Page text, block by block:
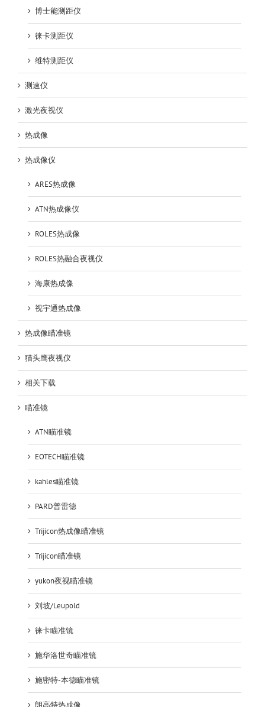
博士能测距仪
徕卡测距仪
维特测距仪
测速仪
激光夜视仪
热成像
热成像仪
ARES热成像
ATN热成像仪
ROLES热成像
ROLES热融合夜视仪
海康热成像
视宇通热成像
热成像瞄准镜
猫头鹰夜视仪
相关下载
瞄准镜
ATN瞄准镜
EOTECH瞄准镜
kahles瞄准镜
PARD普雷德
Trijicon热成像瞄准镜
Trijicon瞄准镜
yukon夜视瞄准镜
刘坡/Leupold
徕卡瞄准镜
施华洛世奇瞄准镜
施密特-本德瞄准镜
朗高特热成像